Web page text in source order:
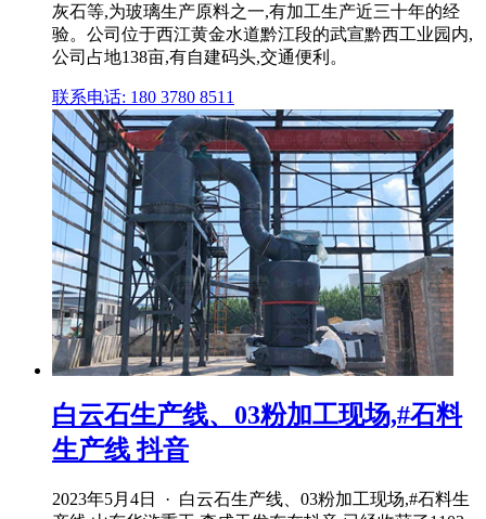
灰石等,为玻璃生产原料之一,有加工生产近三十年的经
验。公司位于西江黄金水道黔江段的武宣黔西工业园内,
公司占地138亩,有自建码头,交通便利。
联系电话: 180 3780 8511
白云石生产线、03粉加工现场,#石料
生产线 抖音
2023年5月4日 · 白云石生产线、03粉加工现场,#石料生